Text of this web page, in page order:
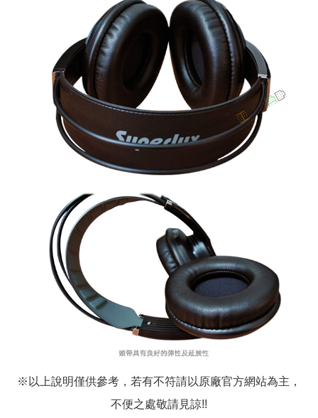
※以上說明僅供參考，若有不符請以原廠官方網站為主，
不便之處敬請見諒!!